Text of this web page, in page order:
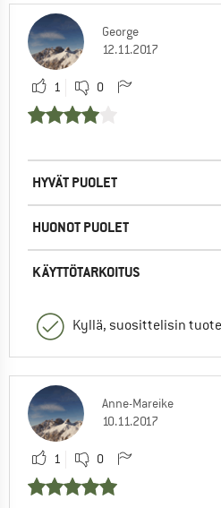
George
12.11.2017
1 0
HYVÄT PUOLET
HUONOT PUOLET
KÄYTTÖTARKOITUS
Kyllä, suosittelisin
Anne-Mareike
10.11.2017
1 0